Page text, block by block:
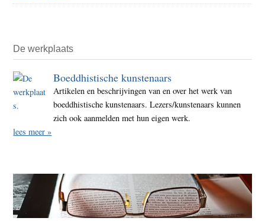
De werkplaats
Boeddhistische kunstenaars
Artikelen en beschrijvingen van en over het werk van
boeddhistische kunstenaars. Lezers/kunstenaars kunnen
zich ook aanmelden met hun eigen werk.
lees meer »